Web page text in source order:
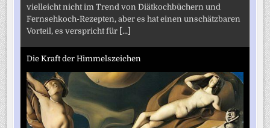
vielleicht nicht im Trend von Diätkochbüchern und
Fernsehkoch-Rezepten, aber es hat einen unschätzbaren
Vorteil, es verspricht für [...]
Die Kraft der Himmelszeichen